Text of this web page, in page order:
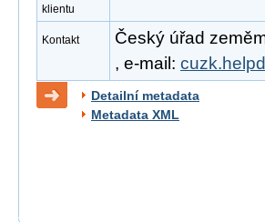
klientu
Kontakt
Český úřad
, e-mail:
Detailní metadata
Metadata XML